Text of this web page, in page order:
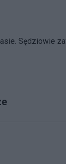
Sędziowie